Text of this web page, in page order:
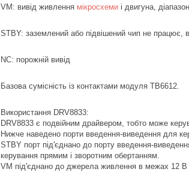
VM: вивід живлення мікросхеми і двигуна,
STBY: заземлений або підвішений чип не працює,
NC: порожній вивід
Базова сумісність із контактами модуля TB6612.
Використання DRV8833:
DRV8833 є подвійним драйвером, тобто може
Нижче наведено порти введення-виведення для
STBY порт під'єднано до порту введення-
керування прямим і зворотним обертанням.
VM під'єднано до джерела живлення в межах 12 В